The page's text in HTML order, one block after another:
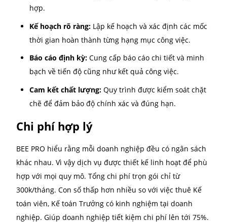
thực tế của mình để đảm bảo sự phát triển bền
Tại sao nên lựa chọn dịch vụ
kế toán​ BEE PRO?
BEE PRO là một trong những đơn vị cung cấp dịch
toán chuyên nghiệp được nhiều doanh nghiệp tin
PRO trở thành sự lựa chọn với các doanh nghiệp:
Đội ngũ chuyên nghiệp
BEE PRO sở hữu đội ngũ kế toán viên chuyên
đầy đủ chứng chỉ hành nghề, giàu kinh nghiệm và
hiểu sâu rộng về các quy định pháp luật tài chính,